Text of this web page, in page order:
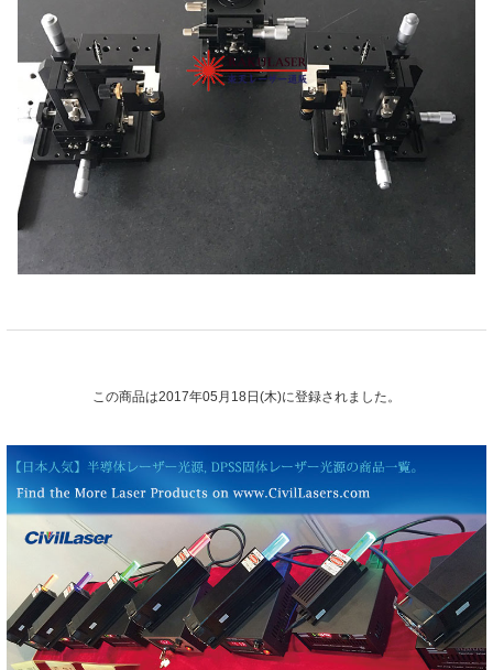
この商品は2017年05月18日(木)に登録されました。